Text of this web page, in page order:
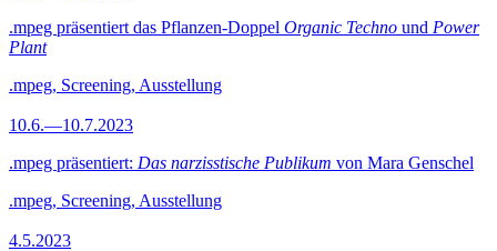
.mpeg präsentiert das Pflanzen-Doppel Organic Techno und Power
Plant
.mpeg, Screening, Ausstellung
10.6.—10.7.2023
.mpeg präsentiert: Das narzisstische Publikum von Mara Genschel
.mpeg, Screening, Ausstellung
4.5.2023